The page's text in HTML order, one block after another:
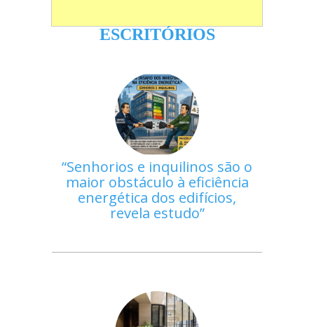
ESCRITÓRIOS
Senhorios e inquilinos são o
maior obstáculo à eficiência
energética dos edifícios,
revela estudo